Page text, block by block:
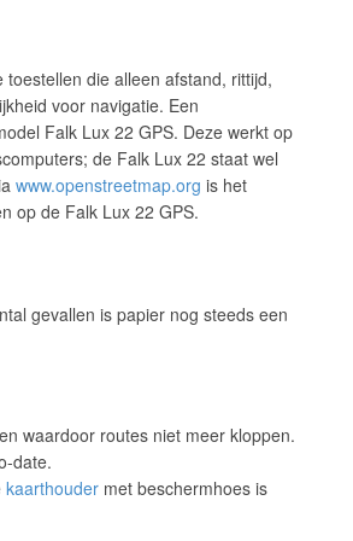
die alleen afstand, rittijd,
voor navigatie. Een
Falk Lux 22 GPS. Deze werkt op
de Falk Lux 22 staat wel
www.openstreetmap.org is het
op de Falk Lux 22 GPS.
gevallen is papier nog steeds een
waardoor routes niet meer kloppen.
date.
kaarthouder met beschermhoes is